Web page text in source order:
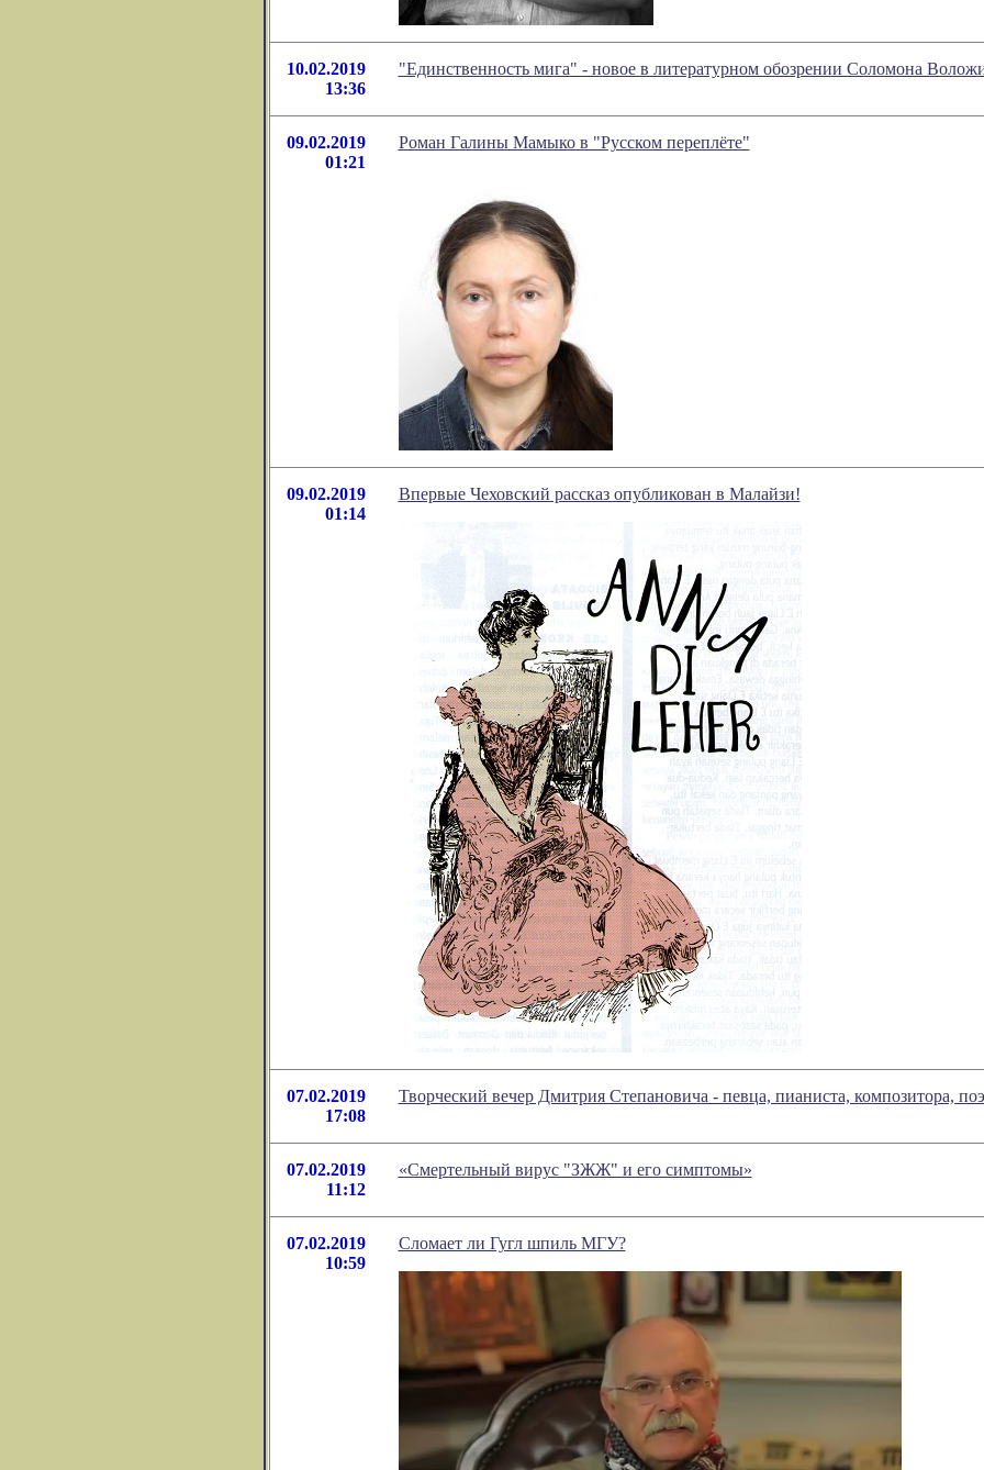
10.02.2019
13:36
"Единственность мига" - новое в литературном обозрении Соломона
09.02.2019
01:21
Роман Галины Мамыко в "Русском переплёте"
09.02.2019
01:14
Впервые Чеховский рассказ опубликован в Малайзи!
07.02.2019
17:08
Творческий вечер Дмитрия Степановича - певца, пианиста, композитора,
07.02.2019
11:12
«Смертельный вирус "ЗЖЖ" и его симптомы»
07.02.2019
10:59
Сломает ли Гугл шпиль МГУ?